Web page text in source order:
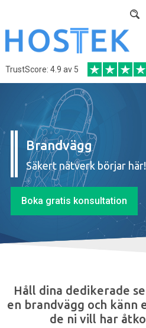
TrustScore: 4.9 av 5
Brandvägg
Säkert nätverk börjar här!
Boka gratis konsultation
Håll dina dedikerade
en brandvägg och känn
de ni vill har